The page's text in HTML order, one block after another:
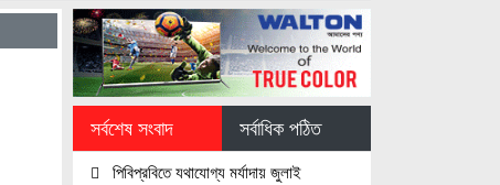
সর্বশেষ সংবাদ সর্বাধিক পঠিত
পিবিপ্রবিতে যথাযোগ্য মর্যাদায় জুলাই